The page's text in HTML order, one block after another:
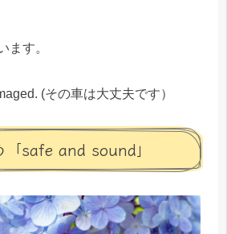
ます。
(その車は大丈夫です）
safe and sound」